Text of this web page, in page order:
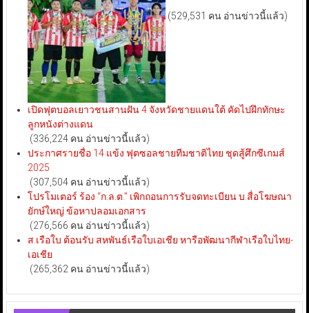
(529,531 คน อ่านข่าวนี้แล้ว)
เปิดฟุตบอลเยาวชนสานฝัน 4 จังหวัดชายแดนใต้ คัดไปฝึกทักษะ
ลูกหนังต่างแดน
(336,224 คน อ่านข่าวนี้แล้ว)
ประกาศรายชื่อ 14 แข้ง ฟุตซอลชายทีมชาติไทย ชุดสู้ศึกซีเกมส์
2025
(307,504 คน อ่านข่าวนี้แล้ว)
โปรโมเตอร์ ร้อง “ก.ล.ต.” เพิกถอนการรับจดทะเบียน บ.สื่อโฆษณา
ยักษ์ใหญ่ ข้อหาปลอมเอกสาร
(276,566 คน อ่านข่าวนี้แล้ว)
ส.เรือใบ ต้อนรับ สหพันธ์เรือใบเอเชีย หารือพัฒนากีฬาเรือใบไทย-
เอเชีย
(265,362 คน อ่านข่าวนี้แล้ว)